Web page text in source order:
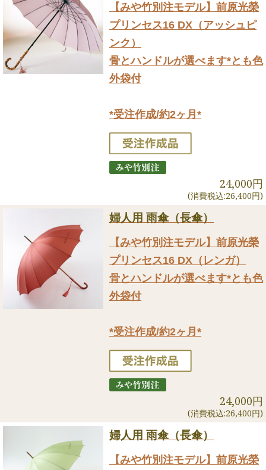
【みや竹別注モデル】前原光榮
プリンセス16 DX（アッシュピ
ンク）
骨とハンドルが選べます*とも色
外袋付
*受注作成/約2ヶ月*
24,000円
(消費税込:26,400円)
婦人用 雨傘（長傘）
【みや竹別注モデル】前原光榮
プリンセス16 DX（レンガ）
骨とハンドルが選べます*とも色
外袋付
*受注作成/約2ヶ月*
24,000円
(消費税込:26,400円)
婦人用 雨傘（長傘）
【みや竹別注モデル】前原光榮